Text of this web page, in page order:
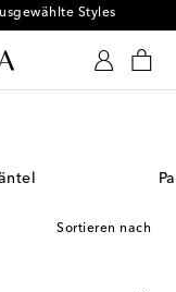
Styles
Sortieren nach